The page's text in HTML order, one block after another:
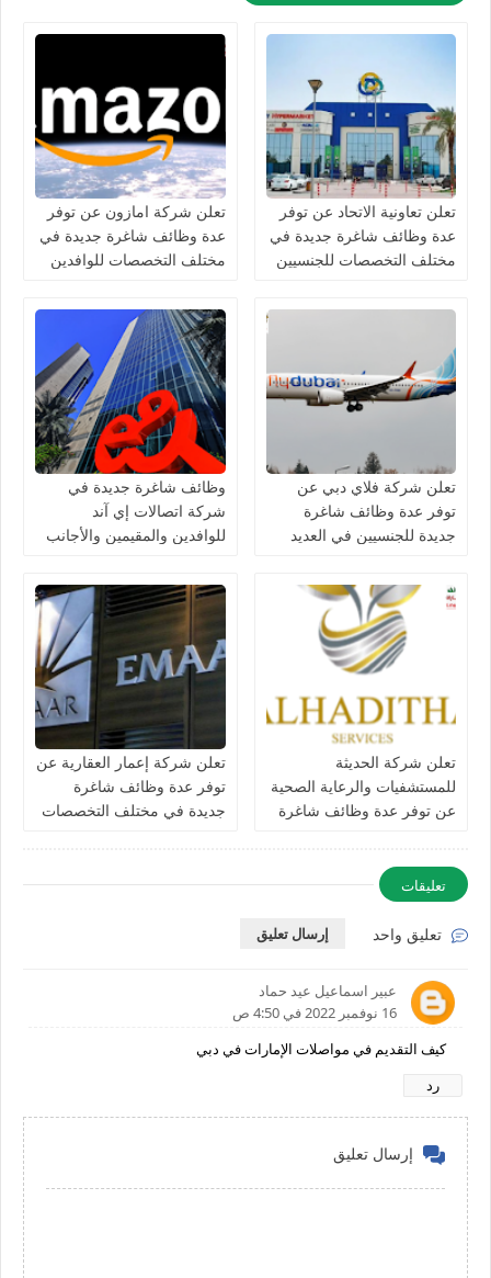
تعلن تعاونية الاتحاد عن توفر
عدة وظائف شاغرة جديدة في
مختلف التخصصات للجنسيين
تعلن شركة امازون عن توفر
عدة وظائف شاغرة جديدة في
مختلف التخصصات للوافدين
تعلن شركة فلاي دبي عن
توفر عدة وظائف شاغرة
جديدة للجنسيين في العديد
وظائف شاغرة جديدة في
شركة اتصالات إي آند
للوافدين والمقيمين والأجانب
تعلن شركة الحديثة
للمستشفيات والرعاية الصحية
عن توفر عدة وظائف شاغرة
تعلن شركة إعمار العقارية عن
توفر عدة وظائف شاغرة
جديدة في مختلف التخصصات
تعليقات
تعليق واحد إرسال تعليق
عبير اسماعيل عيد حماد
16 نوفمبر 2022 في 4:50 ص
كيف التقديم في مواصلات الإمارات في دبي
رد
إرسال تعليق